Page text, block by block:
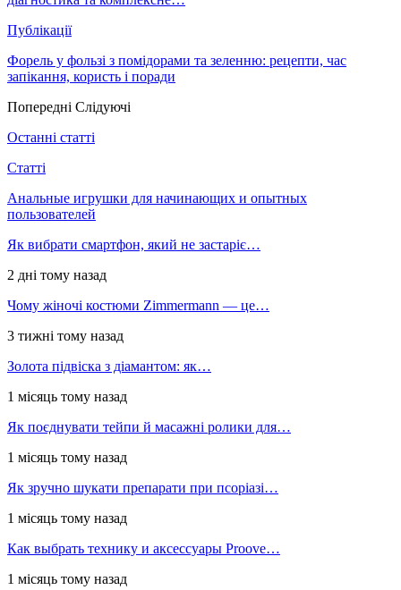
Публікації
Форель у фользі з помідорами та зеленню: рецепти, час
запікання, користь і поради
Попередні Слідуючі
Останні статті
Статті
Анальные игрушки для начинающих и опытных
пользователей
Як вибрати смартфон, який не застаріє…
2 дні тому назад
Чому жіночі костюми Zimmermann — це…
3 тижні тому назад
Золота підвіска з діамантом: як…
1 місяць тому назад
Як поєднувати тейпи й масажні ролики для…
1 місяць тому назад
Як зручно шукати препарати при псоріазі…
1 місяць тому назад
Как выбрать технику и аксессуары Proove…
1 місяць тому назад